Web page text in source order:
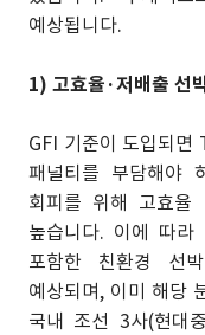
예상됩니다.
1) 고효율·저배출 선
GFI 기준이 도입되면
패널티를 부담해야
회피를 위해 고효율
높습니다. 이에 따
포함한 친환경 선
예상되며, 이미 해당
국내 조선 3사(현대